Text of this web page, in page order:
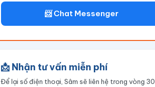
📨 Chat Messenger
📩 Nhận tư vấn miễn phí
Để lại số điện thoại, Sâm sẽ liên hệ trong vòng 30